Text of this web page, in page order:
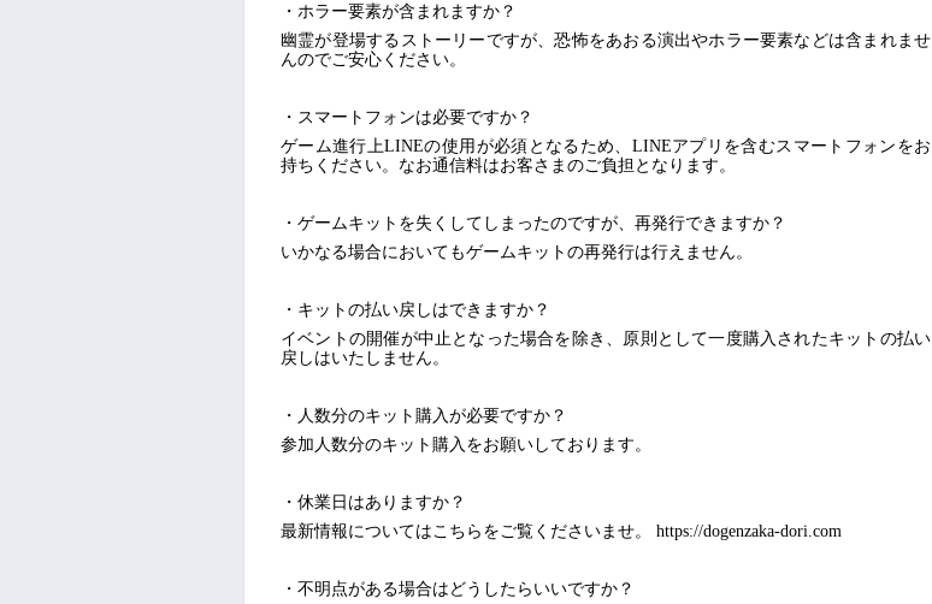
・ホラー要素が含まれますか？
幽霊が登場するストーリーですが、恐怖をあおる演出やホラー要素などは含まれませ
んのでご安心ください。
・スマートフォンは必要ですか？
ゲーム進行上LINEの使用が必須となるため、LINEアプリを含むスマートフォンをお
持ちください。なお通信料はお客さまのご負担となります。
・ゲームキットを失くしてしまったのですが、再発行できますか？
いかなる場合においてもゲームキットの再発行は行えません。
・キットの払い戻しはできますか？
イベントの開催が中止となった場合を除き、原則として一度購入されたキットの払い
戻しはいたしません。
・人数分のキット購入が必要ですか？
参加人数分のキット購入をお願いしております。
・休業日はありますか？
最新情報についてはこちらをご覧くださいませ。 https://dogenzaka-dori.com
・不明点がある場合はどうしたらいいですか？